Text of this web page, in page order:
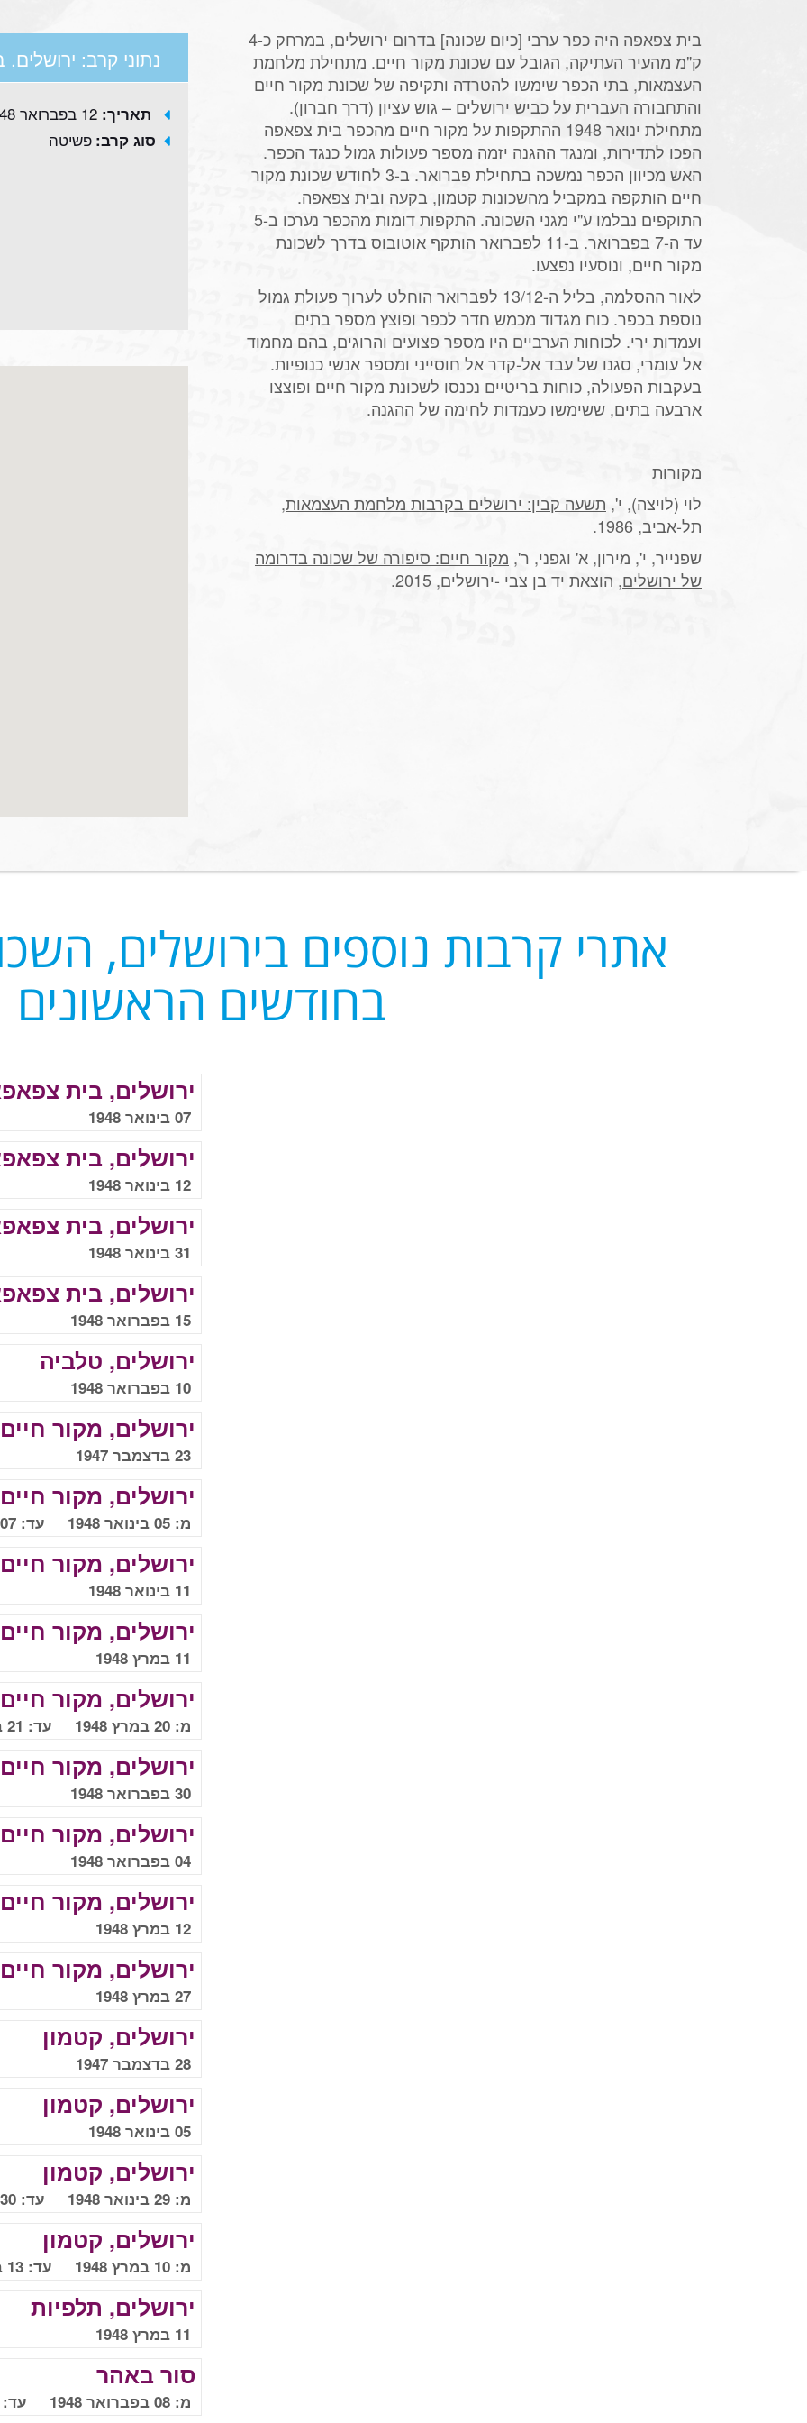
בית צפאפה היה כפר ערבי [כיום שכונה] בדרום ירושלים, במרחק כ-4
ק"מ מהעיר העתיקה, הגובל עם שכונת מקור חיים. מתחילת מלחמת
העצמאות, בתי הכפר שימשו להטרדה ותקיפה של שכונת מקור חיים
והתחבורה העברית על כביש ירושלים – גוש עציון (דרך חברון).
מתחילת ינואר 1948 ההתקפות על מקור חיים מהכפר בית צפאפה
הפכו לתדירות, ומנגד ההגנה יזמה מספר פעולות גמול כנגד הכפר.
האש מכיוון הכפר נמשכה בתחילת פברואר. ב-3 לחודש שכונת מקור
חיים הותקפה במקביל מהשכונות קטמון, בקעה ובית צפאפה.
התוקפים נבלמו ע"י מגני השכונה. התקפות דומות מהכפר נערכו ב-5
עד ה-7 בפברואר. ב-11 לפברואר הותקף אוטובוס בדרך לשכונת
מקור חיים, ונוסעיו נפצעו.
לאור ההסלמה, בליל ה-13/12 לפברואר הוחלט לערוך פעולת גמול
נוספת בכפר. כוח מגדוד מכמש חדר לכפר ופוצץ מספר בתים
ועמדות ירי. לכוחות הערביים היו מספר פצועים והרוגים, בהם מחמוד
אל עומרי, סגנו של עבד אל-קדר אל חוסייני ומספר אנשי כנופיות.
בעקבות הפעולה, כוחות בריטיים נכנסו לשכונת מקור חיים ופוצצו
ארבעה בתים, ששימשו כעמדות לחימה של ההגנה.
מקורות
לוי (לויצה), י', תשעה קבין: ירושלים בקרבות מלחמת העצמאות,
תל-אביב, 1986.
שפנייר, י', מירון, א' וגפני, ר', מקור חיים: סיפורה של שכונה בדרומה
של ירושלים, הוצאת יד בן צבי -ירושלים, 2015.
נתוני קרב:
תאריך: 12 בפברואר 1948
סוג קרב: פשיטה
אתרי קרבות נוספים בירושלים,
בחודשים הראשונים
ירושלים, בית
07 בינואר 1948
ירושלים, בית
12 בינואר 1948
ירושלים, בית
31 בינואר 1948
ירושלים, בית
15 בפברואר 1948
ירושלים, טלביה
10 בפברואר 1948
ירושלים, מקור חיים
23 בדצמבר 1947
ירושלים, מקור חיים
מ: 05 בינואר 1948 עד: 07 בינואר 1948
ירושלים, מקור חיים
11 בינואר 1948
ירושלים, מקור חיים
11 במרץ 1948
ירושלים, מקור חיים
מ: 20 במרץ 1948 עד: 21 במרץ 1948
ירושלים, מקור חיים
30 בפברואר 1948
ירושלים, מקור חיים
04 בפברואר 1948
ירושלים, מקור חיים
12 במרץ 1948
ירושלים, מקור חיים
27 במרץ 1948
ירושלים, קטמון
28 בדצמבר 1947
ירושלים, קטמון
05 בינואר 1948
ירושלים, קטמון
מ: 29 בינואר 1948 עד: 30 בינואר 1948
ירושלים, קטמון
מ: 10 במרץ 1948 עד: 13 במרץ 1948
ירושלים, תלפיות
11 במרץ 1948
סור באהר
מ: 08 בפברואר 1948 עד: 9 בפברואר 1948